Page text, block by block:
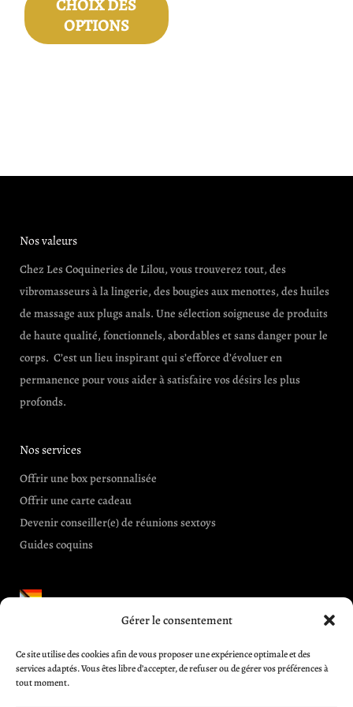
Gérer le consentement
Ce site utilise des cookies afin de vous proposer une expérience optimale et des
services adaptés. Vous êtes libre d’accepter, de refuser ou de gérer vos préférences à
tout moment.
CHOIX DES
OPTIONS
produit
Nos valeurs
Chez Les Coquineries de Lilou, vous trouverez tout, des
vibromasseurs à la lingerie, des bougies aux menottes, des huiles
de massage aux plugs anals. Une sélection soigneuse de produits
de haute qualité, fonctionnels, abordables et sans danger pour le
corps. C’est un lieu inspirant qui s’efforce d’évoluer en
permanence pour vous aider à satisfaire vos désirs les plus
profonds.
Nos services
Offrir une box personnalisée
Offrir une carte cadeau
Devenir conseiller(e) de réunions sextoys
Guides coquins
Informations et aides
CGV
Blog